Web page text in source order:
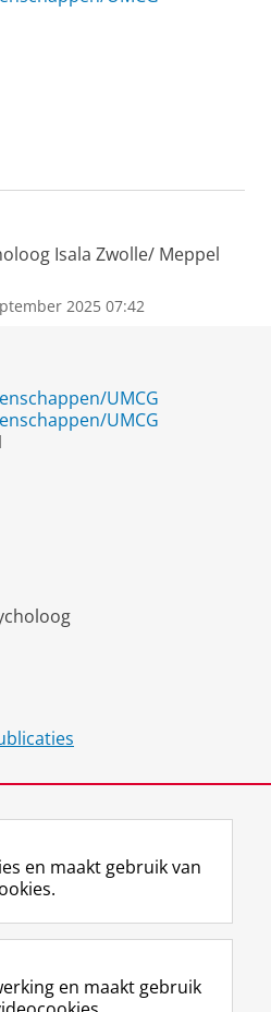
Isala Zwolle/ Meppel
2025 07:42
UMCG
UMCG
F
a
e
L
i
k
R
S
-
I
n
t
Y
o
T
en maakt gebruik van
en maakt gebruik